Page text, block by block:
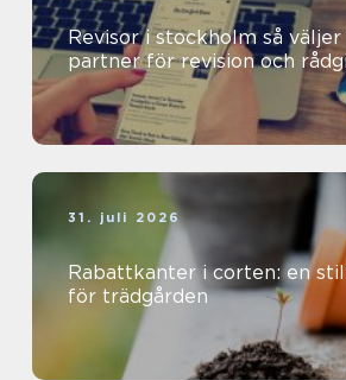
Revisor i stockholm så väljer företag rätt
partner för revision och
31. juli 2026
Rabattkanter i corten: en
för trädgården